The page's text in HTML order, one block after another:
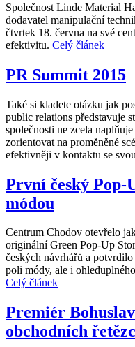
Společnost Linde Material
dodavatel manipulační
čtvrtek 18. června na své
efektivitu. Celý článek
PR Summit 2015
Také si kladete otázku jak
public relations představuje
společnosti ne zcela
zorientovat na proměněné
efektivněji v kontaktu se
První český Pop-
módou
Centrum Chodov otevřelo
originální Green Pop-Up
českých návrhářů a
poli módy, ale i
Celý článek
Premiér
obchodních